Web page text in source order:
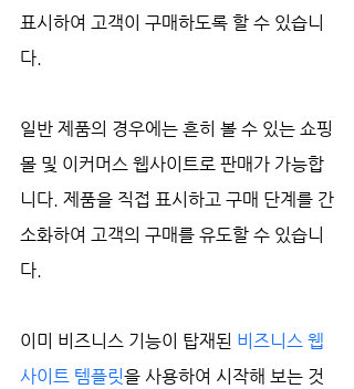
표시하여 고객이 구매하도록 할 수 있습니
다.
일반 제품의 경우에는 흔히 볼 수 있는 쇼핑
몰 및 이커머스 웹사이트로 판매가 가능합
니다. 제품을 직접 표시하고 구매 단계를 간
소화하여 고객의 구매를 유도할 수 있습니
다.
이미 비즈니스 기능이 탑재된 비즈니스 웹
사이트 템플릿을 사용하여 시작해 보는 것